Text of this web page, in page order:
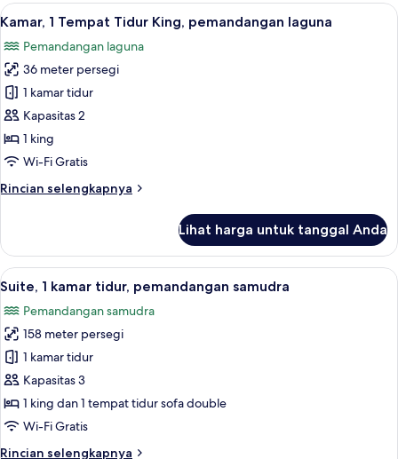
Tempat
King,
pemandangan
kebun
Lihat
semua
foto
untuk
Kamar,
1
Tempat
Tidur
pemandangan
Kamar, 1 Tempat Tidur King,
5
Kamar, 1 Tempat Tidur King, pemandangan laguna
Pemandangan laguna
36 meter persegi
1 kamar tidur
Kapasitas 2
1 king
Wi-Fi Gratis
Rincian selengkapnya
Rincian
Kamar,
Tempat
King,
pemandangan
laguna
Lihat harga untuk tanggal Anda
Lihat
semua
foto
untuk
Suite,
1
kamar
tidur,
Suite, 1 kamar tidur, pemandangan
5
Suite, 1 kamar tidur, pemandangan samudra
Pemandangan samudra
158 meter persegi
1 kamar tidur
Kapasitas 3
1 king dan 1 tempat tidur sofa double
Wi-Fi Gratis
Rincian selengkapnya
Rincian